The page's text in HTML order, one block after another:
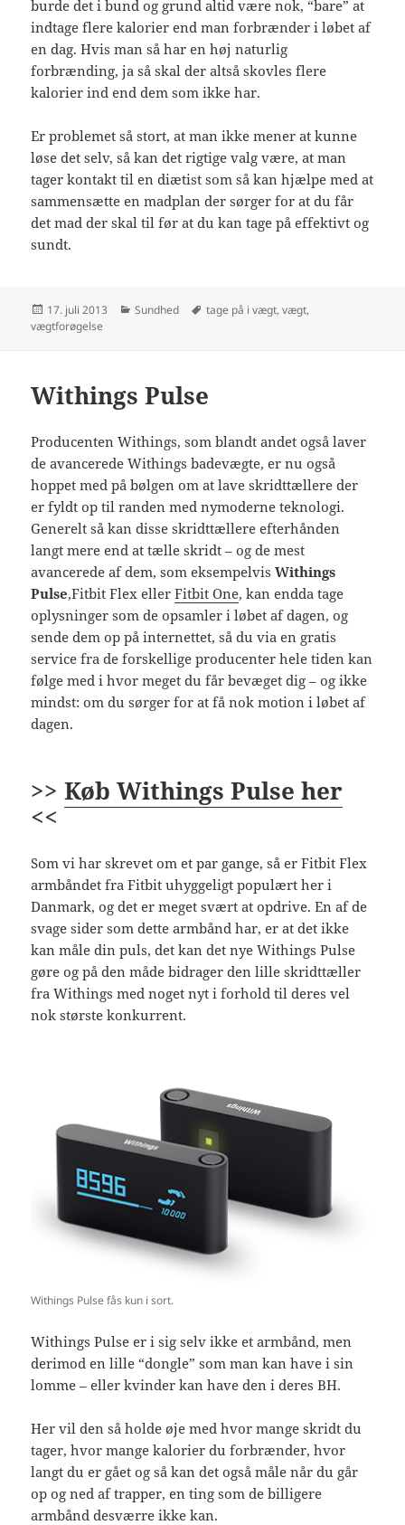
burde det i bund og grund altid være nok, “bare” at
indtage flere kalorier end man forbrænder i løbet af
en dag. Hvis man så har en høj naturlig
forbrænding, ja så skal der altså skovles flere
kalorier ind end dem som ikke har.
Er problemet så stort, at man ikke mener at kunne
løse det selv, så kan det rigtige valg være, at man
tager kontakt til en diætist som så kan hjælpe med at
sammensætte en madplan der sørger for at du får
det mad der skal til før at du kan tage på effektivt og
sundt.
Udgivet
i
17. juli 2013 Kategorier
Sundhed Tags
tage på i vægt,vægt,
vægtforøgelse
Withings Pulse
Producenten Withings, som blandt andet også laver
de avancerede Withings badevægte, er nu også
hoppet med på bølgen om at lave skridttællere der
er fyldt op til randen med nymoderne teknologi.
Generelt så kan disse skridttællere efterhånden
langt mere end at tælle skridt – og de mest
avancerede af dem, som eksempelvisWithings
Pulse,Fitbit Flex ellerFitbit One, kan endda tage
oplysninger som de opsamler i løbet af dagen, og
sende dem op på internettet, så du via en gratis
service fra de forskellige producenter hele tiden kan
følge med i hvor meget du får bevæget dig – og ikke
mindst: om du sørger for at få nok motion i løbet af
dagen.
>>Køb Withings Pulse her
<<
Som vi har skrevet om et par gange, så er Fitbit Flex
armbåndet fra Fitbit uhyggeligt populært her i
Danmark, og det er meget svært at opdrive. En af de
svage sider som dette armbånd har, er at det ikke
kan måle din puls, det kan det nye Withings Pulse
gøre og på den måde bidrager den lille skridttæller
fra Withings med noget nyt i forhold til deres vel
nok største konkurrent.
Withings Pulse fås kun i sort.
Withings Pulse er i sig selv ikke et armbånd, men
derimod en lille “dongle” som man kan have i sin
lomme – eller kvinder kan have den i deres BH.
Her vil den så holde øje med hvor mange skridt du
tager, hvor mange kalorier du forbrænder, hvor
langt du er gået og så kan det også måle når du går
op og ned af trapper, en ting som de billigere
armbånd desværre ikke kan.